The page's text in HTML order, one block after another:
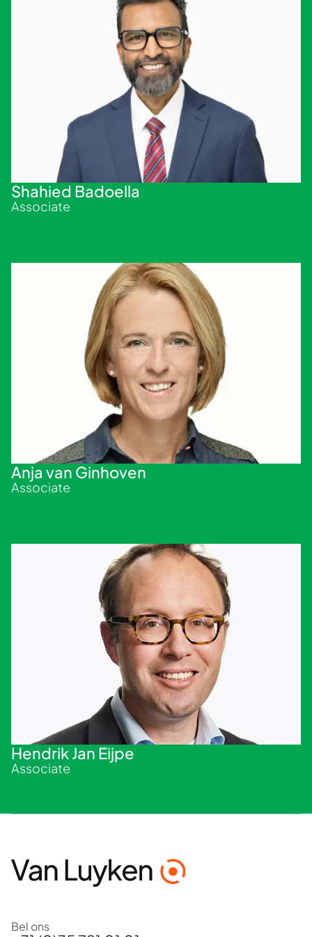
Shahied Badoella
Associate
Anja van Ginhoven
Associate
Hendrik Jan Eijpe
Associate
Bel ons